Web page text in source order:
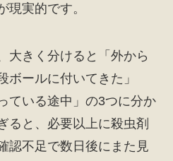
現実的です。
大きく分けると「外から
ボールに付いてきた」
ている途中」の3つに分か
ると、必要以上に殺虫剤
認不足で数日後にまた見